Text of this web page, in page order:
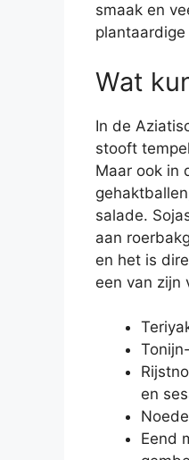
smaak en
Wat
In de
stooft
Maar ook in
salade.
aan
en het is
een van zijn
en
Eend